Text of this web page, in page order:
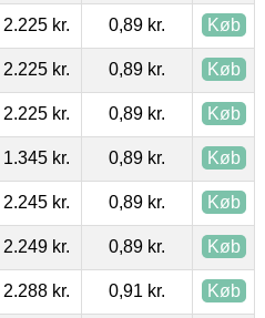
2.225 kr. 0,89 kr. Køb
2.225 kr. 0,89 kr. Køb
2.225 kr. 0,89 kr. Køb
1.345 kr. 0,89 kr. Køb
2.245 kr. 0,89 kr. Køb
2.249 kr. 0,89 kr. Køb
2.288 kr. 0,91 kr. Køb